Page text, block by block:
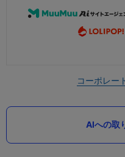
コーポレー
AIへの取